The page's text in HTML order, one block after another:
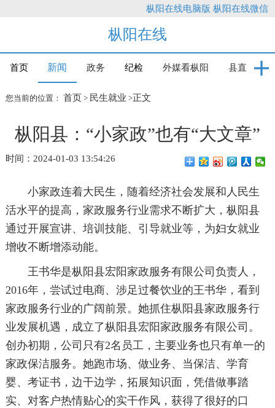
枞阳在线电脑版 枞阳在线微信
枞阳在线
首页 新闻 政务 纪检 外媒看枞阳 县直
您当前的位置： 首页 > 民生就业 >正文
枞阳县：“小家政”也有“大文章”
时间：2024-01-03 13:54:26
小家政连着大民生，随着经济社会发展和人民生
活水平的提高，家政服务行业需求不断扩大，枞阳县
通过开展宣讲、培训技能、引导就业等，为妇女就业
增收不断增添动能。
王书华是枞阳县宏阳家政服务有限公司负责人，
2016年，尝试过电商、涉足过餐饮业的王书华，看到
家政服务行业的广阔前景。她抓住枞阳县家政服务行
业发展机遇，成立了枞阳县宏阳家政服务有限公司。
创办初期，公司只有2名员工，主要业务也只有单一的
家政保洁服务。她跑市场、做业务、当保洁、学育
婴、考证书，边干边学，拓展知识面，凭借做事踏
实、对客户热情贴心的实干作风，获得了很好的口